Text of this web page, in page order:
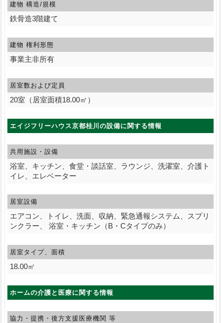
建物 構造/規模
鉄骨造3階建て
建物 権利形態
事業主非所有
居室数および定員
20室（居室面積18.00㎡）
エイジフリーハウス京都桂川の設備に関する情報
共用施設・設備
浴室、キッチン、食堂・談話室、ラウンジ、洗濯室、介護ト
イレ、エレベーター
居室設備
エアコン、トイレ、洗面、収納、緊急通報システム、スプリ
ンクラー、 浴室・キッチン（B・Cタイプのみ）
居室タイプ、面積
18.00㎡
ホームの介護と医療に関する情報
協力・提携・後方支援 医療機関 等